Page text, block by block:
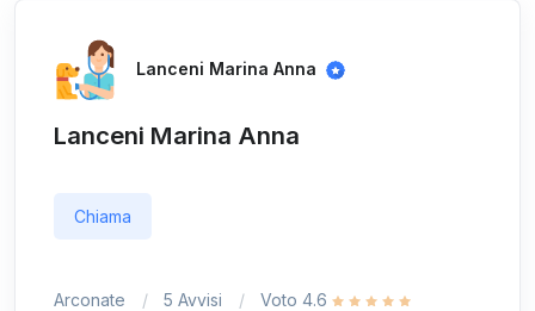
Lanceni Marina Anna
Lanceni Marina Anna
Chiama
Arconate 5 Avvisi Voto 4.6